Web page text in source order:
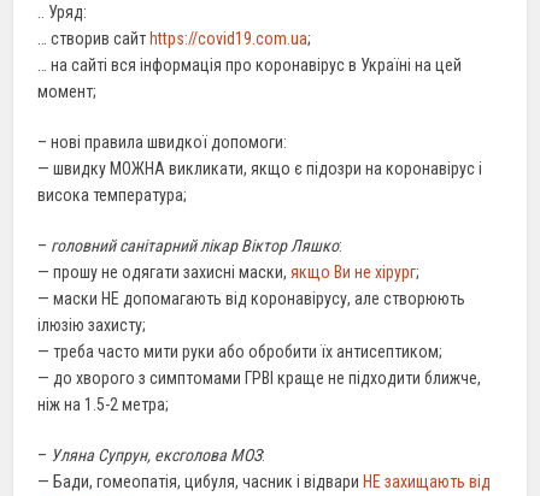
.. Уряд:
… створив сайт https://covid19.com.ua;
… на сайті вся інформація про коронавірус в Україні на цей
момент;
– нові правила швидкої допомоги:
— швидку МОЖНА викликати, якщо є підозри на коронавірус і
висока температура;
– головний санітарний лікар Віктор Ляшко:
— прошу не одягати захисні маски,якщо Ви не хірург;
— маски НЕ допомагають від коронавірусу, але створюють
ілюзію захисту;
— треба часто мити руки або обробити їх антисептиком;
— до хворого з симптомами ГРВІ краще не підходити ближче,
ніж на 1.5-2 метра;
– Уляна Супрун, ексголова МОЗ:
— Бади, гомеопатія, цибуля, часник і відвари НЕ захищають від